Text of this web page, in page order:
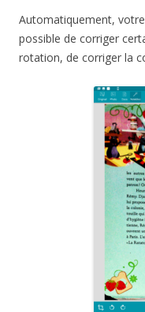
Automatiquement,
possible de corriger
rotation, de corriger la